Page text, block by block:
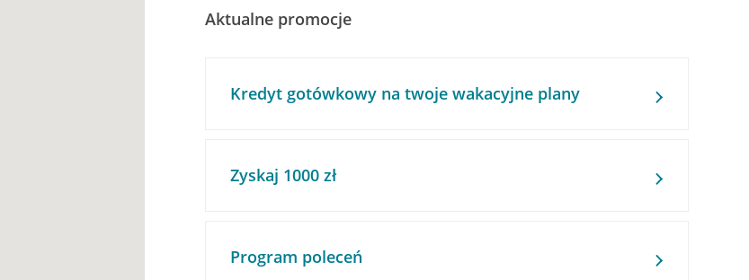
Aktualne promocje
Kredyt gotówkowy na twoje wakacyjne plany
Zyskaj 1000 zł
Program poleceń